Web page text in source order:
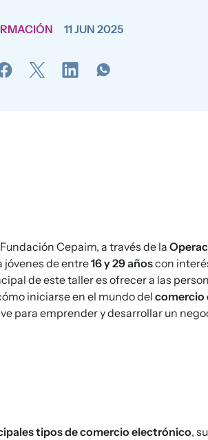
11 JUN 2025
Cepaim, a través de la
jóvenes de entre16 y 29 añoscon
de este taller es ofrecer a las
iniciarse en el mundo del comercio
para emprender y desarrollar un
tipos de comercio electrónico,